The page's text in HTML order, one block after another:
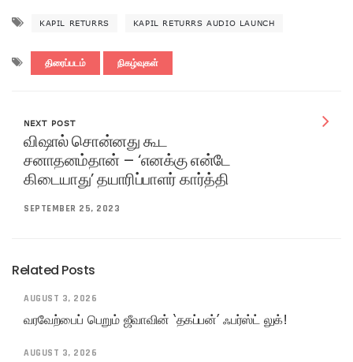
KAPIL RETURRS KAPIL RETURRS AUDIO LAUNCH
திரைப்படம் நிகழ்வுகள்
NEXT POST
விஷால் சொன்னது கூட
சனாதனம்தான் – ‘எனக்கு என்டே
கிடையாது’ தயாரிப்பாளர் கார்த்தி
SEPTEMBER 25, 2023
Related Posts
AUGUST 3, 2026
வரவேற்பைப் பெறும் ஜீவாவின் ‘தகப்பன்’ ஃபர்ஸ்ட் லுக்!
AUGUST 3, 2026